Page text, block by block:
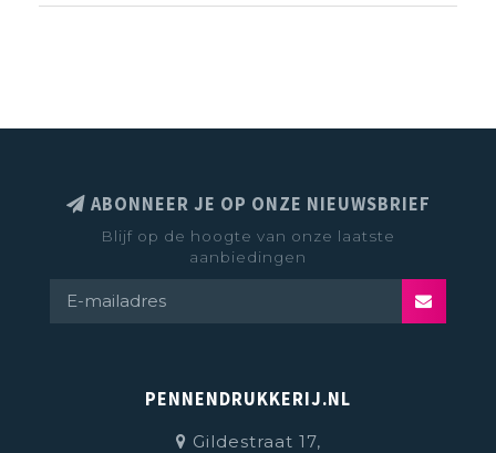
ABONNEER JE OP ONZE NIEUWSBRIEF
Blijf op de hoogte van onze laatste
aanbiedingen
PENNENDRUKKERIJ.NL
Gildestraat 17,